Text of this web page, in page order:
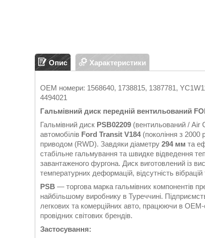
Опис Характеристики
OEM номери: 1568640, 1738815, 1387781,
4494021
Гальмівний диск передній вентильований
Гальмівний диск PSB02209 (вентильований / Air
автомобілів Ford Transit V184(покоління з 2000
приводом (RWD). Завдяки діаметру 294 мм та
стабільне гальмування та швидке відведення
завантаженого фургона. Диск виготовлений із
температурних деформацій, відсутність
PSB — торгова марка гальмівних компонентів
найбільшому виробнику в Туреччині.
легкових та комерційних авто, працюючи в
провідних світових брендів.
Застосування: